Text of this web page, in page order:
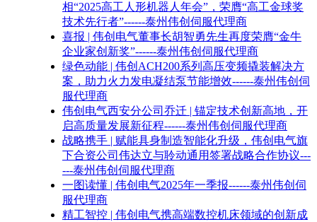
相“2025高工人形机器人年会”，荣膺“高工金球奖
技术先行者”------泰州伟创伺服代理商
喜报 | 伟创电气董事长胡智勇先生再度荣膺“金牛
企业家创新奖”------泰州伟创伺服代理商
绿色动能 | 伟创ACH200系列高压变频撬装解决方
案，助力火力发电凝结泵节能增效------泰州伟创伺
服代理商
伟创电气西安分公司乔迁 | 锚定技术创新高地，开
启高质量发展新征程------泰州伟创伺服代理商
战略携手 | 赋能具身制造智能化升级，伟创电气旗
下合资公司伟达立与聆动通用签署战略合作协议---
---泰州伟创伺服代理商
一图读懂 | 伟创电气2025年一季报------泰州伟创伺
服代理商
精工智控 | 伟创电气携高端数控机床领域的创新成